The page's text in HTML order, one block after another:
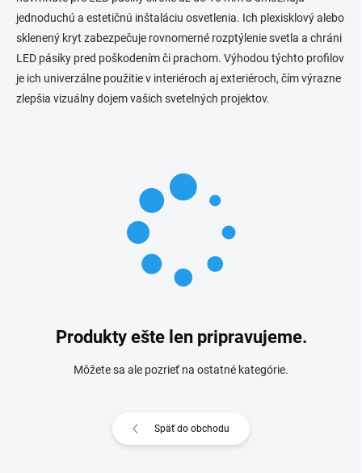
jednoduchú a estetičnú inštaláciu osvetlenia. Ich plexisklový alebo
sklenený kryt zabezpečuje rovnomerné rozptýlenie svetla a chráni
LED pásiky pred poškodením či prachom. Výhodou týchto profilov
je ich univerzálne použitie v interiéroch aj exteriéroch, čím výrazne
zlepšia vizuálny dojem vašich svetelných projektov.
Produkty ešte len pripravujeme.
Môžete sa ale pozrieť na ostatné kategórie.
Späť do obchodu